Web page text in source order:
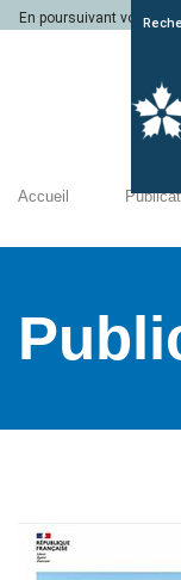
En poursuivant votre
Accueil